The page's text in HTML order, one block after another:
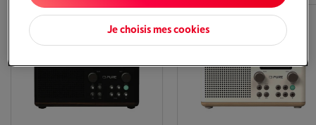
Je choisis mes cookies